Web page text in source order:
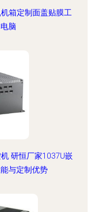
箱定制面盖贴膜工
脑
研恒厂家1037U嵌
与定制优势